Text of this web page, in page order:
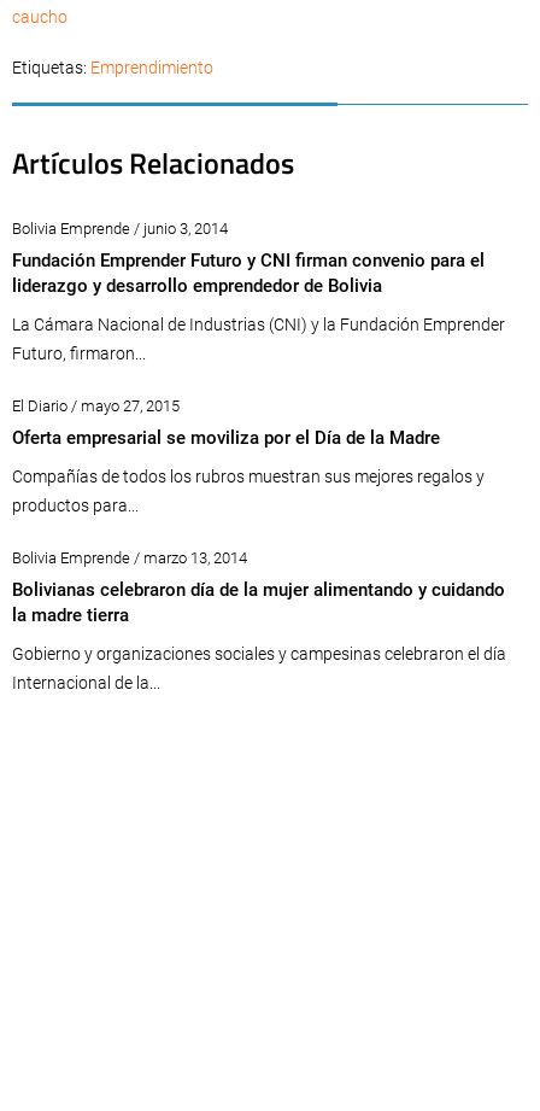
caucho
Etiquetas: Emprendimiento
Artículos Relacionados
Bolivia Emprende / junio 3, 2014
Fundación Emprender Futuro y CNI firman convenio para el
liderazgo y desarrollo emprendedor de Bolivia
La Cámara Nacional de Industrias (CNI) y la Fundación Emprender
Futuro, firmaron...
El Diario / mayo 27, 2015
Oferta empresarial se moviliza por el Día de la Madre
Compañías de todos los rubros muestran sus mejores regalos y
productos para...
Bolivia Emprende / marzo 13, 2014
Bolivianas celebraron día de la mujer alimentando y cuidando
la madre tierra
Gobierno y organizaciones sociales y campesinas celebraron el día
Internacional de la...